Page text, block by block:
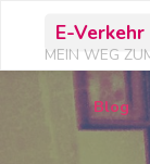
springen
E-Verkehr
MEIN WEG
Blog